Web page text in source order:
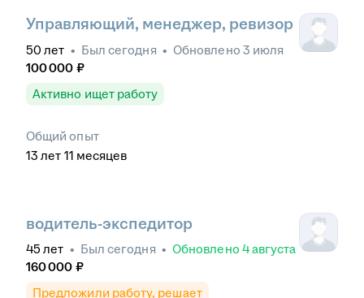
Управляющий, менеджер, ревизор
50 лет • Был сегодня • Обновлено 3 июля
100 000 ₽
Активно ищет работу
Общий опыт
13 лет 11 месяцев
водитель-экспедитор
45 лет • Был сегодня • Обновлено 4 августа
160 000 ₽
Предложили работу, решает